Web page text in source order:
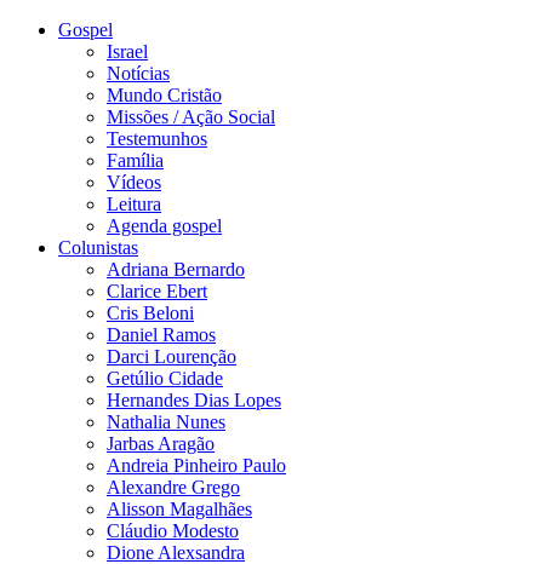
Gospel
Israel
Notícias
Mundo Cristão
Missões / Ação Social
Testemunhos
Família
Vídeos
Leitura
Agenda gospel
Colunistas
Adriana Bernardo
Clarice Ebert
Cris Beloni
Daniel Ramos
Darci Lourenção
Getúlio Cidade
Hernandes Dias Lopes
Nathalia Nunes
Jarbas Aragão
Andreia Pinheiro Paulo
Alexandre Grego
Alisson Magalhães
Cláudio Modesto
Dione Alexsandra